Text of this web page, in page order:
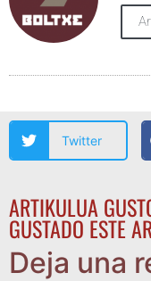
Twitter
ARTIKULUA
GUSTADO ESTE
Deja una